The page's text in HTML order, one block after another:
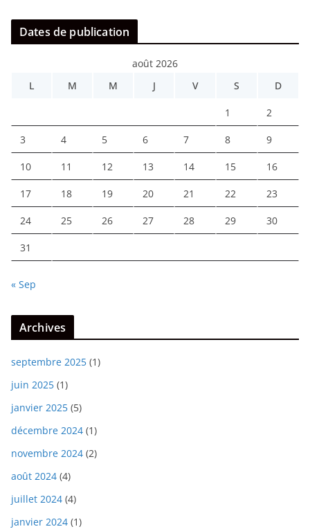
Dates de publication
août 2026
L
M M J V S D
1 2
3 4 5 6 7 8 9
10 11 12 13 14 15 16
17 18 19 20 21 22 23
24 25 26 27 28 29 30
31
« Sep
Archives
septembre 2025 (1)
juin 2025 (1)
janvier 2025 (5)
décembre 2024 (1)
novembre 2024 (2)
août 2024 (4)
juillet 2024 (4)
janvier 2024 (1)